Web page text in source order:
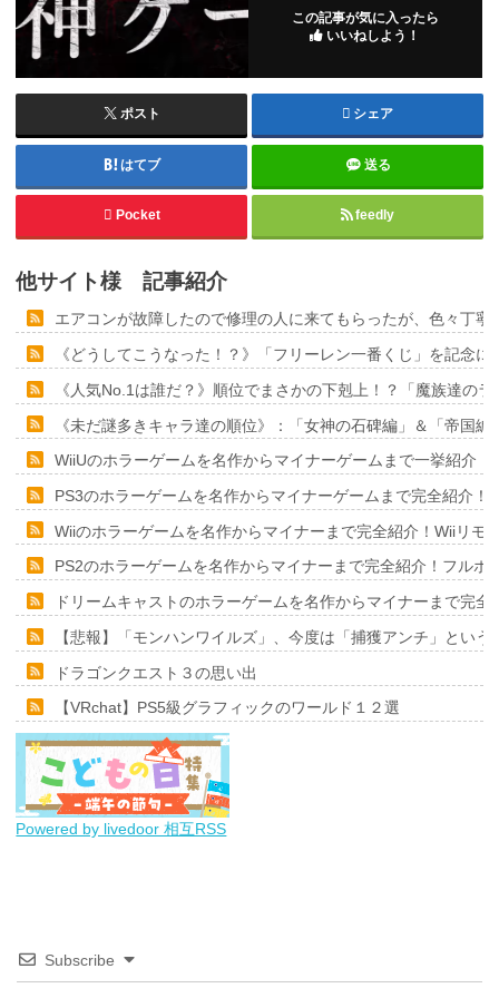
この記事が気に入ったら
いいねしよう！
ポスト シェア
はてブ 送る
Pocket feedly
他サイト様 記事紹介
エアコンが故障したので修理の人に来てもらったが、色々丁
《どうしてこうなった！？》「フリーレン一番くじ」を記念
《人気No.1は誰だ？》順位でまさかの下剋上！？「魔族達の
《未だ謎多きキャラ達の順位》：「女神の石碑編」＆「帝国
WiiUのホラーゲームを名作からマイナーゲームまで一挙紹介
PS3のホラーゲームを名作からマイナーゲームまで完全紹介
Wiiのホラーゲームを名作からマイナーまで完全紹介！Wiiリモ
PS2のホラーゲームを名作からマイナーまで完全紹介！フルポ
ドリームキャストのホラーゲームを名作からマイナーまで完
【悲報】「モンハンワイルズ」、今度は「捕獲アンチ」とい
ドラゴンクエスト３の思い出
【VRchat】PS5級グラフィックのワールド１２選
Powered by livedoor 相互RSS
Subscribe